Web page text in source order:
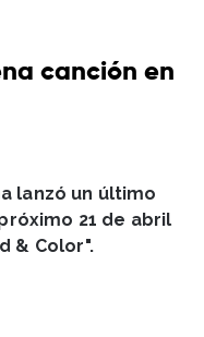
canción en
lanzó un último
21 de abril
& Color".